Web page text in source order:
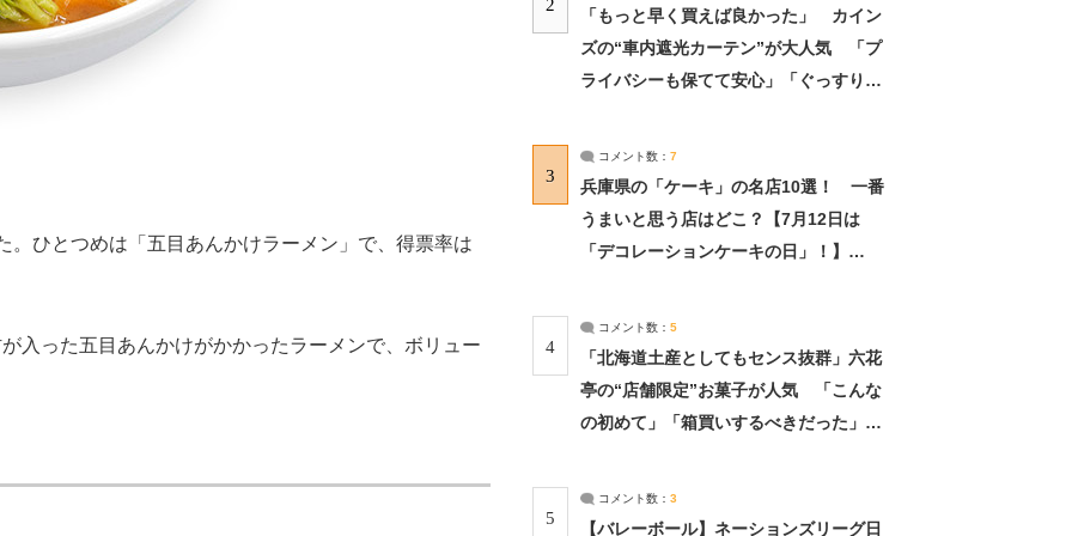
ひとつめは「五目あんかけラーメン」で、得票率は
った五目あんかけがかかったラーメンで、ボリュー
2
「もっと早く買えば良かった」 カイン
ズの“車内遮光カーテン”が大人気 「プ
ライバシーも保てて安心」「ぐっすり眠
3
コメント数： 7
兵庫県の「ケーキ」の名店10選！ 一番
うまいと思う店はどこ？【7月12日は
「デコレーションケーキの日」！】
4
コメント数： 5
「北海道土産としてもセンス抜群」六花
亭の“店舗限定”お菓子が人気 「こんな
の初めて」「箱買いするべきだった」
5
コメント数： 3
【バレーボール】ネーションズリーグ日